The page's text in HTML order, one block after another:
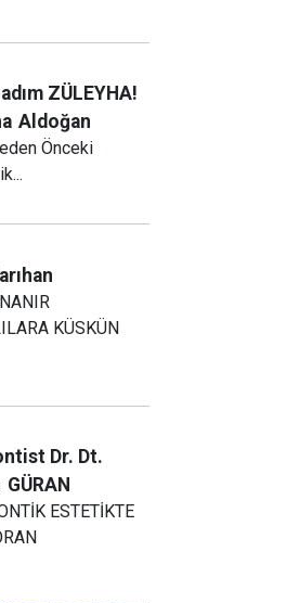
ZÜLEYHA!
Aldoğan
Önceki
KÜSKÜN
Dr. Dt.
GÜRAN
ESTETİKTE